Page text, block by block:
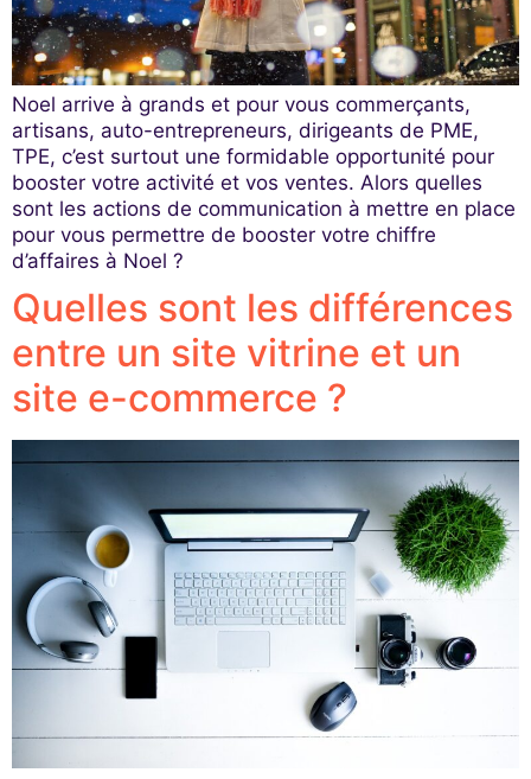
Noel arrive à grands et pour vous commerçants,
artisans, auto-entrepreneurs, dirigeants de PME,
TPE, c’est surtout une formidable opportunité pour
booster votre activité et vos ventes. Alors quelles
sont les actions de communication à mettre en place
pour vous permettre de booster votre chiffre
d’affaires à Noel ?
Quelles sont les différences
entre un site vitrine et un
site e-commerce ?